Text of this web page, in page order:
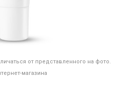
от представленного на фото.
магазина